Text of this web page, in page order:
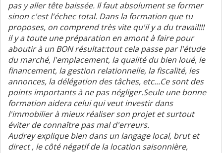
pas y aller tête baissée. Il faut absolument se former
sinon c'est l'échec total. Dans la formation que tu
proposes, on comprend très vite qu'il y a du travail!!!
il y a toute une préparation en amont à faire pour
aboutir à un BON résultat:tout cela passe par l'étude
du marché, l'emplacement, la qualité du bien loué, le
financement, la gestion relationnelle, la fiscalité, les
annonces, la délégation des tâches, etc...Ce sont des
points importants à ne pas négliger.Seule une bonne
formation aidera celui qui veut investir dans
l'immobilier à mieux réaliser son projet et surtout
éviter de connaître pas mal d'erreurs.
Audrey explique bien dans un langage local, brut et
direct , le côté négatif de la location saisonnière,